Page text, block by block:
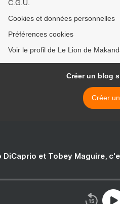
C.G.U.
Cookies et données personnelles
Préférences cookies
Voir le profil de Le Lion de
Créer un blog
Créer
DiCaprio et Tobey Maguire,